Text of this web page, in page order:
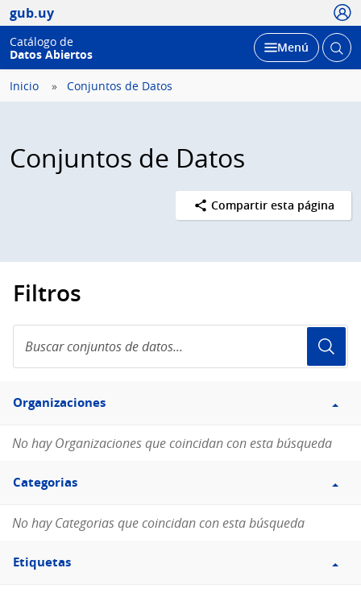
gub.uy
Catálogo de
Datos Abiertos
Desplegar
Menú Abrir
Inicio Conjuntos de Datos
Conjuntos de Datos
Compartir esta página
Filtros
conjuntos
de
Filtro
Organizaciones
Organizaciones
No hay Organizaciones que coincidan con esta búsqueda
Filtro
Categorias
Categorias
No hay Categorias que coincidan con esta búsqueda
Filtro
Etiquetas
Etiquetas